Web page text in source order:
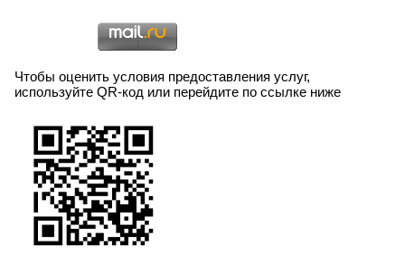
Чтобы оценить условия предоставления услуг,
используйте QR-код или перейдите по ссылке ниже